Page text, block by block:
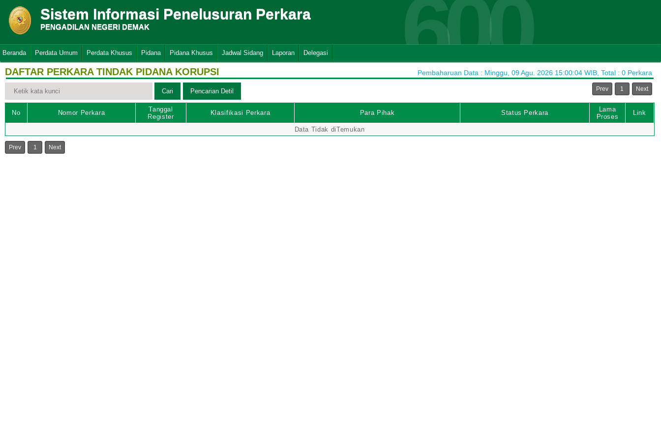
Sistem Informasi Penelusuran Perkara
PENGADILAN NEGERI DEMAK 600
Beranda Perdata Umum Perdata Khusus Pidana Pidana Khusus Jadwal Sidang Laporan Delegasi
DAFTAR PERKARA TINDAK PIDANA KORUPSI Pembaharuan Data : Minggu, 09 Agu. 2026 15:00:04 WIB, Total : 0 Perkara
Prev 1 Next
No Nomor Perkara
Tanggal
Register
Klasifikasi Perkara Para Pihak Status Perkara
Lama
Proses
Link
Data Tidak diTemukan
Prev 1 Next